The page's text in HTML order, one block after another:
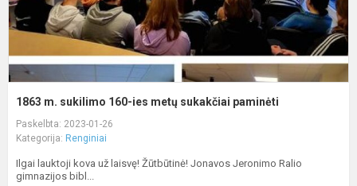
1863 m. sukilimo 160-ies metų sukakčiai paminėti
Paskelbta: 2023-01-26
Kategorija: Renginiai
Ilgai lauktoji kova už laisvę! Žūtbūtinė! Jonavos Jeronimo Ralio
gimnazijos bibl...